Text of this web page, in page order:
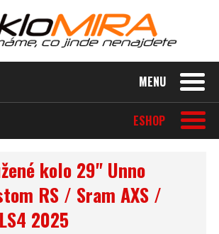
MENU
ESHOP
kolo 29" Unno
RS / Sram AXS /
2025